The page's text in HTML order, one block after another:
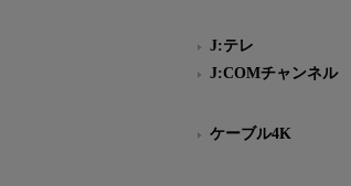
J:テレ
J:COMチャンネル
ケーブル4K